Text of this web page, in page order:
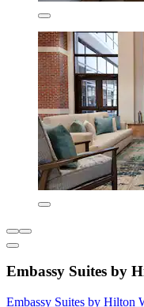
Embassy Suites by
Embassy Suites by Hilton